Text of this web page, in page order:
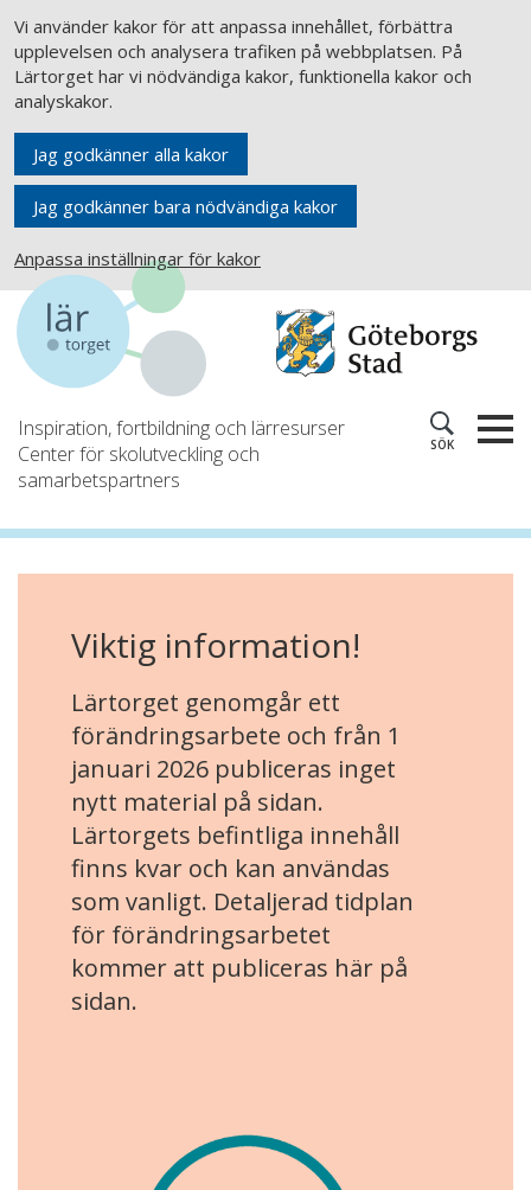
Vi använder kakor för att anpassa innehållet, förbättra
upplevelsen och analysera trafiken på webbplatsen. På
Lärtorget har vi nödvändiga kakor, funktionella kakor och
analyskakor.
Jag godkänner alla kakor
Jag godkänner bara nödvändiga kakor
Anpassa inställningar för kakor
Inspiration, fortbildning och lärresurser
Center för skolutveckling och
samarbetspartners
SÖK
Viktig information!
Lärtorget genomgår ett
förändringsarbete och från 1
januari 2026 publiceras inget
nytt material på sidan.
Lärtorgets befintliga innehåll
finns kvar och kan användas
som vanligt. Detaljerad tidplan
för förändringsarbetet
kommer att publiceras här på
sidan.